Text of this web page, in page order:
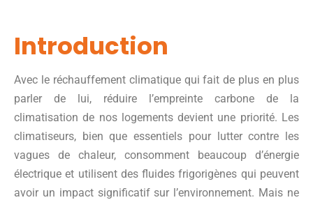
Introduction
Avec le réchauffement climatique qui fait de plus en plus
parler de lui, réduire l’empreinte carbone de la
climatisation de nos logements devient une priorité. Les
climatiseurs, bien que essentiels pour lutter contre les
vagues de chaleur, consomment beaucoup d’énergie
électrique et utilisent des fluides frigorigènes qui peuvent
avoir un impact significatif sur l’environnement. Mais ne